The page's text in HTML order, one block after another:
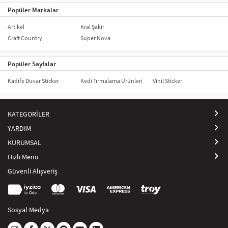
Popüler Markalar
Artikel
Craft Country
Kral Şakir
Super Nova
Popüler Sayfalar
Kadife Duvar Sticker Kedi Tırmalama Ürünleri Vinil Sticker
KATEGORİLER
YARDIM
KURUMSAL
Hızlı Menü
Güvenli Alışveriş
Sosyal Medya